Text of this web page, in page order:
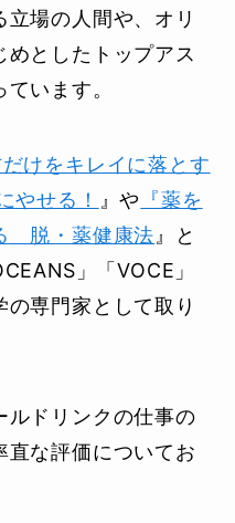
場の人間や、オリ
としたトップアス
います。
けをキレイに落とす
やせる！
』や
『薬を
脱・薬健康法 』と
」「VOCE」
専門家として取り
ルドリンクの仕事の
直な評価についてお